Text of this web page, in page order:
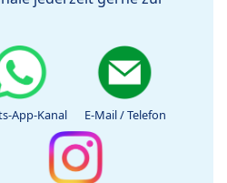
App-Kanal E-Mail / Telefon